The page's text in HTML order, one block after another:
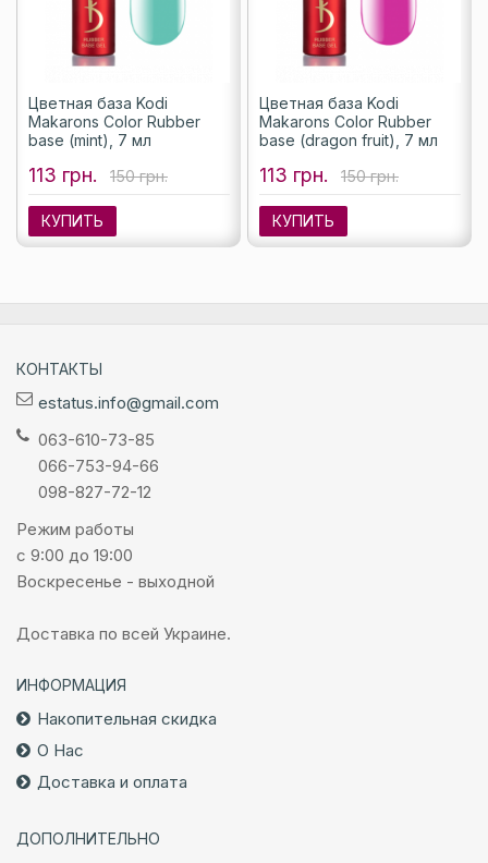
Цветная база Kodi
Makarons Color Rubber
base (mint), 7 мл
113 грн. 150 грн.
КУПИТЬ
Цветная база Kodi
Makarons Color Rubber
base (dragon fruit), 7 мл
113 грн. 150 грн.
КУПИТЬ
КОНТАКТЫ
estatus.info@gmail.com
063-610-73-85
066-753-94-66
098-827-72-12
Режим работы
с 9:00 до 19:00
Воскресенье - выходной
Доставка по всей Украине.
ИНФОРМАЦИЯ
Накопительная скидка
О Нас
Доставка и оплата
ДОПОЛНИТЕЛЬНО